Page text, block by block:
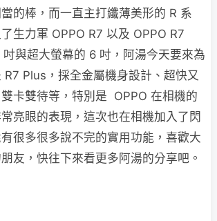
的棒，而一直主打纖薄美形的 R 系
生力軍 OPPO R7 以及 OPPO R7
與超大螢幕的 6 吋，阿湯今天要來為
R7 Plus，採全金屬機身設計、超快又
卡雙待等，特別是 OPPO 在相機的
亮眼的表現，這次也在相機加入了閃
很多很多說不完的實用功能，喜歡大
友，快往下來看更多阿湯的分享吧。